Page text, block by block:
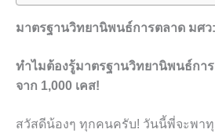
มาตรฐานวิทยานิพนธ์การตลาด มศว
ทำไมต้องรู้มาตรฐานวิทยานิพนธ์กา
จาก 1,000 เคส!
สวัสดีน้องๆ ทุกคนครับ! วันนี้พี่จะพา